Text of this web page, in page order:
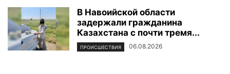
В Навоийской области
задержали гражданина
Казахстана с почти тремя...
ПРОИСШЕСТВИЯ 06.08.2026